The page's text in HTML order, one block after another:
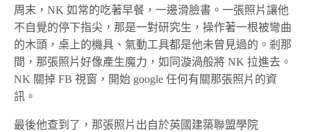
周末，NK 如常的吃著早餐，一邊滑臉書。一張照片讓他
不自覺的停下指尖，那是一對研究生，操作著一根被彎曲
的木頭，桌上的機具、氣動工具都是他未曾見過的。剎那
間，那張照片好像產生魔力，如同漩渦般將 NK 拉進去。
NK 關掉 FB 視窗，開始 google 任何有關那張照片的資
訊。
最後他查到了，那張照片出自於英國建築聯盟學院